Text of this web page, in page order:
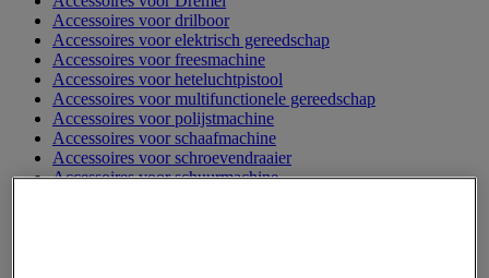
Accessoires voor drilboor
Accessoires voor elektrisch gereedschap
Accessoires voor freesmachine
Accessoires voor heteluchtpistool
Accessoires voor multifunctionele gereedschap
Accessoires voor polijstmachine
Accessoires voor schaafmachine
Accessoires voor schroevendraaier
Accessoires voor schuurmachine